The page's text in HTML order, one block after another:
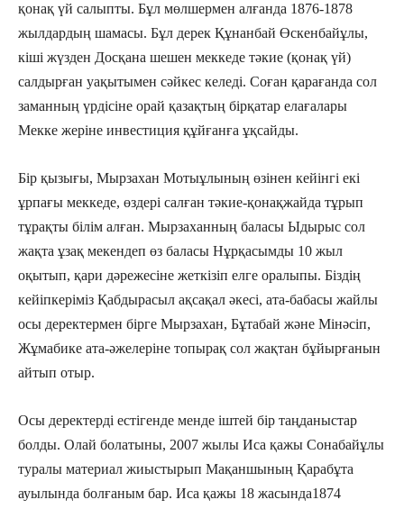
қонақ үй салыпты. Бұл мөлшермен алғанда 1876-1878
жылдардың шамасы. Бұл дерек Құнанбай Өскенбайұлы,
кіші жүзден Досқана шешен меккеде тәкие (қонақ үй)
салдырған уақытымен сәйкес келеді. Соған қарағанда сол
заманның үрдісіне орай қазақтың бірқатар елағалары
Мекке жеріне инвестиция құйғанға ұқсайды.
Бір қызығы, Мырзахан Мотыұлының өзінен кейінгі екі
ұрпағы меккеде, өздері салған тәкие-қонақжайда тұрып
тұрақты білім алған. Мырзаханның баласы Ыдырыс сол
жақта ұзақ мекендеп өз баласы Нұрқасымды 10 жыл
оқытып, қари дәрежесіне жеткізіп елге оралыпы. Біздің
кейіпкеріміз Қабдырасыл ақсақал әкесі, ата-бабасы жайлы
осы деректермен бірге Мырзахан, Бұтабай және Мінәсіп,
Жұмабике ата-әжелеріне топырақ сол жақтан бұйырғанын
айтып отыр.
Осы деректерді естігенде менде іштей бір таңданыстар
болды. Олай болатыны, 2007 жылы Иса қажы Сонабайұлы
туралы материал жиыстырып Мақаншының Қарабұта
ауылында болғаным бар. Иса қажы 18 жасында1874